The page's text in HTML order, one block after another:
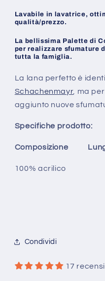
Lavabile in lavatrice,
qualità/prezzo.
La bellissima Palette di
per realizzare sfumature
tutta la famiglia.
La lana perfetto è
Schachenmayr, ma
aggiunto nuove
Specifiche prodotto:
Composizione
100% acrilico
Condividi
17